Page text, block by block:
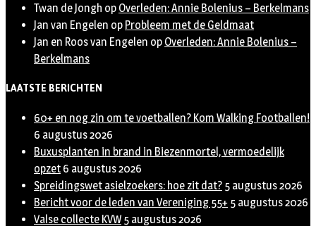
Twan de Jongh op Overleden: Annie Bolenius – Berkelmans
Jan van Engelen op Probleem met de Geldmaat
Jan en Roos van Engelen op Overleden: Annie Bolenius –
Berkelmans
LAATSTE BERICHTEN
60+ en nog zin om te voetballen? Kom Walking Footballen!
6 augustus 2026
Buxusplanten in brand in Biezenmortel, vermoedelijk
opzet 6 augustus 2026
Spreidingswet asielzoekers: hoe zit dat? 5 augustus 2026
Bericht voor de leden van Vereniging 55+ 5 augustus 2026
Valse collecte KVW 5 augustus 2026